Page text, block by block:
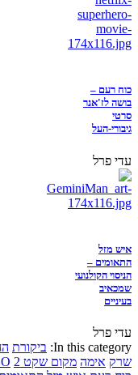
כוח רעם –
בושה לז'אנר
סרטי
גיבורי-העל
עדי פרל
איש מזל
התאומים –
הניסוי הקולנועי
שמכאיב
בעיניים
עדי פרל
In this category: ביקורת
שרק אימה מקום שקט 2